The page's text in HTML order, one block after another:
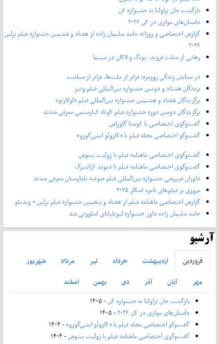
بازگشت جان تراولتا به جشنواره کن
داستان‌های موازی در کن ۲۰۲۶
گزارش اختصاصی و روزانه حامد سلیمان زاده از هفتاد و‌ ششمین جشنواره فیلم برلین
۲۰۲۶
رهایی از مثلث فروید، یونگ و لاکان در سینما
در ستایش زندگی روزمره: فراتر از ملت‌ها، فراتر از سیاست
برندگان هشتاد و دومین جشنواره بین‌المللی فیلم ونیز
برگزیدگان هفتاد و هشتمین جشنواره بین‌المللی فیلم «لوکارنو»
برگزیدگان دومین دوره جشنواره فیلم کوتاه کیارستمی معرفی شدند
گفت‌وگوی اختصاصی با کوستا گاوراس
گفت‌وگو اختصاصی مجله فیلم با «کازوئو ایشی‌گورو»
گفت‌وگوی اختصاصی ماهنامه فیلم با ژولیت بینوش
گفت‌وگوی اختصاصی ماهنامه فیلم با دیوید کراننبرگ
داوران فیپرشی جشنواره بین‌المللی فیلم صوفیه بلغارستان معرفی شدند
مروری بر فیلم‌های نامزد اسکار ۲۰۲۵
گزارش اختصاصی ماهنامه فیلم از هفتاد و پنجمین جشنواره فیلم برلین + ویدیئو
حامد سلیمان زاده داور جشنواره لیوبلیانای اسلوونی شد
آرشیو
فروردين ارديبهشت خرداد تير مرداد
شهريور
مهر
آبان آذر دی بهمن
اسفند
بازگشت جان تراولتا به جشنواره کن- ۱۴۰۵
داستان‌های موازی در کن ۲۰۲۶
- ۱۴۰۵
گفت‌وگو اختصاصی مجله فیلم با «کازوئو ایشی‌گورو»- ۱۴۰۴
گفت‌وگوی اختصاصی ماهنامه فیلم با ژولیت بینوش- ۱۴۰۴